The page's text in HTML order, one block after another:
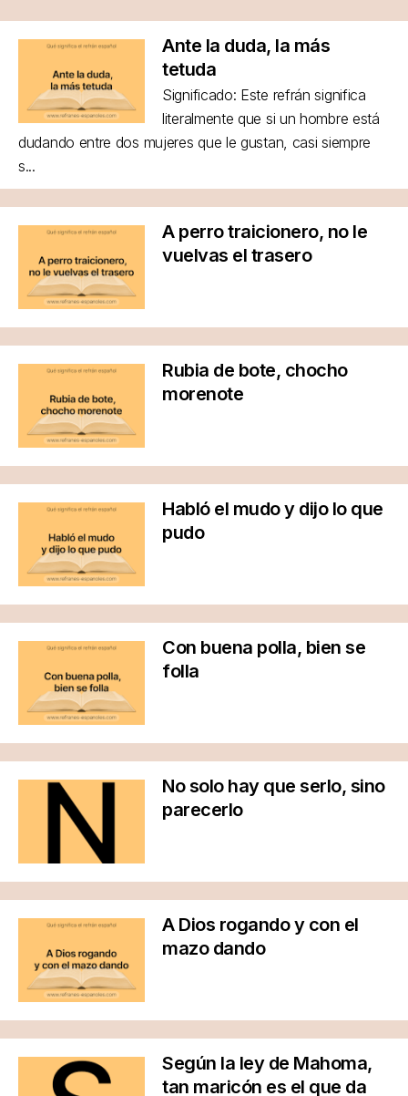
Ante la duda, la más
tetuda
Significado: Este refrán significa
literalmente que si un hombre está
dudando entre dos mujeres que le gustan, casi siempre
s...
A perro traicionero, no le
vuelvas el trasero
Rubia de bote, chocho
morenote
Habló el mudo y dijo lo que
pudo
Con buena polla, bien se
folla
No solo hay que serlo, sino
parecerlo
A Dios rogando y con el
mazo dando
Según la ley de Mahoma,
tan maricón es el que da